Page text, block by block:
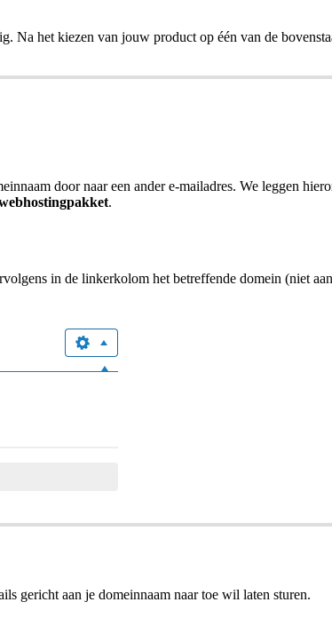
Na het kiezen van jouw product op één van de
door naar een ander e-mailadres. We leggen
.
in de linkerkolom het betreffende domein (niet
gericht aan je domeinnaam naar toe wil laten sturen.